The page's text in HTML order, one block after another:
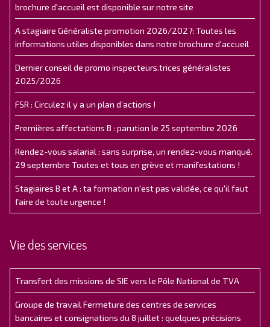
brochure d'accueil est disponible sur notre site
A stagiaire Généraliste promotion 2026/2027: Toutes les
informations utiles disponibles dans notre brochure d'accueil
Dernier conseil de promo inspecteurs.trices généralistes
2025/2026
FSR : Circulez il y a un plan d’actions !
Premières affectations B : parution le 25 septembre 2026
Rendez-vous salarial : sans surprise, un rendez-vous manqué.
29 septembre Toutes et tous en grève et manifestations !
Stagiaires B et A : ta formation n'est pas validée, ce qu'il faut
faire de toute urgence !
Vie des services
Transfert des missions de SIE vers le Pôle National de TVA
Groupe de travail Fermeture des centres de services
bancaires et consignations du 8 juillet : quelques précisions